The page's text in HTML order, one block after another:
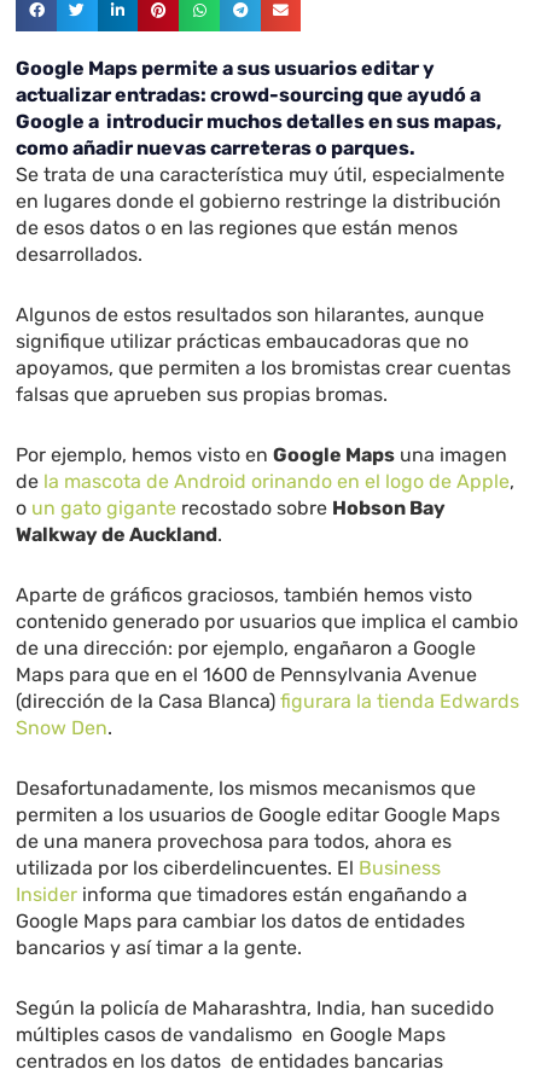
Google Maps permite a sus usuarios editar y
actualizar entradas: crowd-sourcing que ayudó a
Google a introducir muchos detalles en sus mapas,
como añadir nuevas carreteras o parques.
Se trata de una característica muy útil, especialmente
en lugares donde el gobierno restringe la distribución
de esos datos o en las regiones que están menos
desarrollados.
Algunos de estos resultados son hilarantes, aunque
signifique utilizar prácticas embaucadoras que no
apoyamos, que permiten a los bromistas crear cuentas
falsas que aprueben sus propias bromas.
Por ejemplo, hemos visto enGoogle Maps una imagen
de la mascota de Android orinando en el logo de Apple,
o un gato gigante recostado sobre Hobson Bay
Walkway de Auckland.
Aparte de gráficos graciosos, también hemos visto
contenido generado por usuarios que implica el cambio
de una dirección: por ejemplo, engañaron a Google
Maps para que en el 1600 de Pennsylvania Avenue
(dirección de la Casa Blanca)figurara la tienda Edwards
Snow Den.
Desafortunadamente, los mismos mecanismos que
permiten a los usuarios de Google editar Google Maps
de una manera provechosa para todos, ahora es
utilizada por los ciberdelincuentes. El Business
Insider informa que timadores están engañando a
Google Maps para cambiar los datos de entidades
bancarios y así timar a la gente.
Según la policía de Maharashtra, India, han sucedido
múltiples casos de vandalismo en Google Maps
centrados en los datos de entidades bancarias